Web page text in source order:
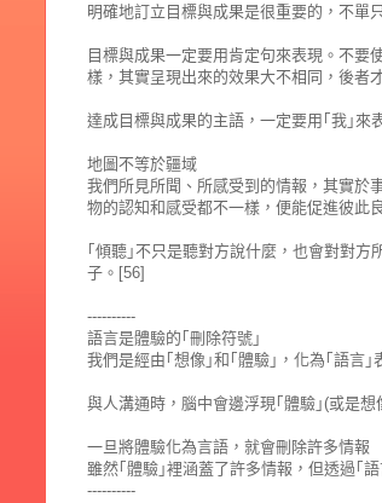
明確地訂立目標與成果是很重要的，不單
目標與成果一定要用肯定句來表現。不要
樣，其實呈現出來的效果大不相同，後者
達成目標與成果的主語，一定要用｢我｣來
地圖不等於疆域
我們所見所聞、所感受到的情報，其實於
物的認知和感受都不一樣，便能促進彼此
｢傾聽｣不只是聽對方說什麼，也會對對
子。[56]
----------
語言是體驗的｢刪除符號｣
我們是經由｢想像｣和｢體驗｣，化為｢語言｣
與人溝通時，腦中會邊浮現｢體驗｣(或是想
一旦將體驗化為言語，就會刪除許多情報
雖然｢體驗｣裡涵蓋了許多情報，但透過｢
----------